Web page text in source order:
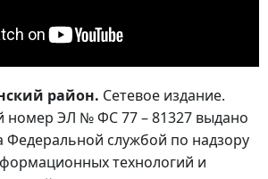
район. Сетевое издание.
номер ЭЛ № ФС 77 – 81327 выдано
Федеральной службой по надзору
технологий и